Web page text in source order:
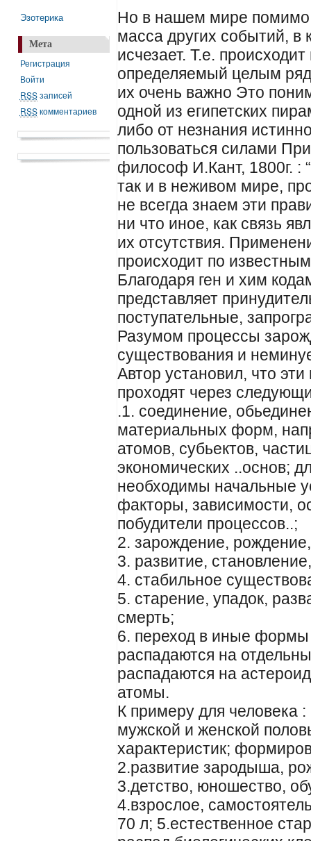
Эзотерика
Мета
Регистрация
Войти
RSSзаписей
RSSкомментариев
Но в нашем мире помимо
масса других событий, в
исчезает. Т.е.
определяемый целым
их очень важно Это
одной из египетских
либо от незнания
пользоваться силами
философ И.Кант, 1800г. :
так и в неживом мире,
не всегда знаем эти
ни что иное, как связь
их отсутствия.
происходит по
Благодаря ген и хим
представляет
поступательные,
Разумом процессы
существования и
Автор установил, что
проходят через
.1. соединение,
материальных форм,
атомов, субьектов,
экономических ..основ;
необходимы начальные
факторы, зависимости,
побудители процессов..;
2. зарождение,
3. развитие,
4. стабильное
5. старение, упадок,
смерть;
6. переход в иные
распадаются на
распадаются на
атомы.
К примеру для человека
мужской и женской
характеристик;
2.развитие зародыша,
3.детство, юношество,
4.взрослое,
70 л; 5.естественное